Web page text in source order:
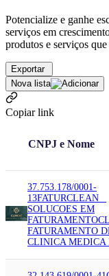
Potencialize e ganhe
serviços em
produtos e serviços
Exportar
Nova lista
Copiar link
CNPJ e Nome
37.753.178/0001-
13FATURCLEAN _
SOLUCOES EM
FATURAMENTO
FATURAMENTO
CLINICA MEDICA